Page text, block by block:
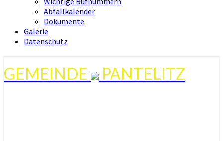
Abfallkalender
Dokumente
Galerie
Datenschutz
GEMEINDE PANTELITZ